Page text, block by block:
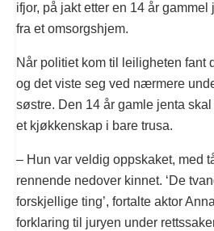
ifjor, på jakt etter en 14 år
fra et omsorgshjem.
Når politiet kom til leiligheten fant
og det viste seg ved nærmere
søstre. Den 14 år gamle jenta
et kjøkkenskap i bare trusa.
– Hun var veldig oppskaket, med
rennende nedover kinnet. ‘De
forskjellige ting’, fortalte aktor
forklaring til juryen under